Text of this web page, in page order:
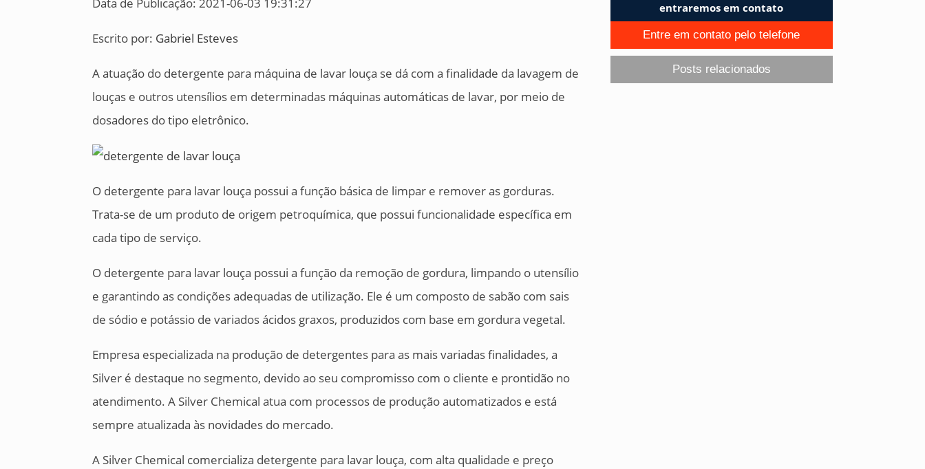
Escrito por: Gabriel Esteves
A atuação do detergente para máquina de lavar louça se dá com a finalidade da lavagem de
louças e outros utensílios em determinadas máquinas automáticas de lavar, por meio de
dosadores do tipo eletrônico.
O detergente para lavar louça possui a função básica de limpar e remover as gorduras.
Trata-se de um produto de origem petroquímica, que possui funcionalidade específica em
cada tipo de serviço.
O detergente para lavar louça possui a função da remoção de gordura, limpando o utensílio
e garantindo as condições adequadas de utilização. Ele é um composto de sabão com sais
de sódio e potássio de variados ácidos graxos, produzidos com base em gordura vegetal.
Empresa especializada na produção de detergentes para as mais variadas finalidades, a
Silver é destaque no segmento, devido ao seu compromisso com o cliente e prontidão no
atendimento. A Silver Chemical atua com processos de produção automatizados e está
sempre atualizada às novidades do mercado.
A Silver Chemical comercializa detergente para lavar louça, com alta qualidade e preço
entraremos em contato
Entre em contato pelo telefone
Posts relacionados